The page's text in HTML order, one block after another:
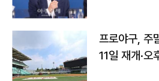
프로야구, 주
11일 재개·